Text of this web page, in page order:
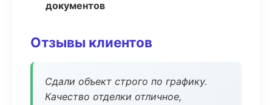
документов
Отзывы клиентов
Сдали объект строго по графику.
Качество отделки отличное,